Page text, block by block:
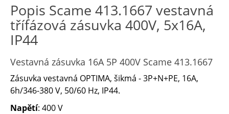
Popis Scame 413.1667 vestavná
třífázová zásuvka 400V, 5x16A,
IP44
Vestavná zásuvka 16A 5P 400V Scame 413.1667
Zásuvka vestavná OPTIMA, šikmá - 3P+N+PE, 16A,
6h/346-380 V, 50/60 Hz, IP44.
Napětí: 400 V